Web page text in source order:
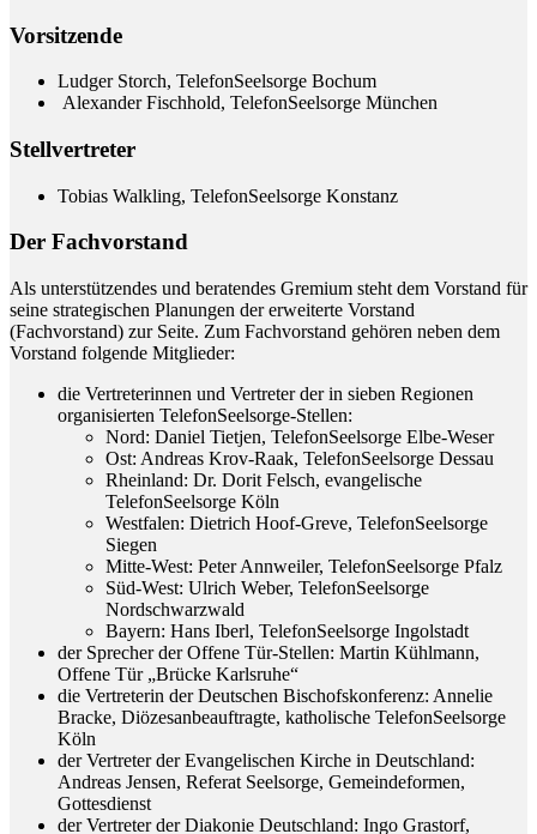
Vorsitzende
Ludger Storch, TelefonSeelsorge Bochum
Alexander Fischhold, TelefonSeelsorge München
Stellvertreter
Tobias Walkling, TelefonSeelsorge Konstanz
Der Fachvorstand
Als unterstützendes und beratendes Gremium steht dem Vorstand für
seine strategischen Planungen der erweiterte Vorstand
(Fachvorstand) zur Seite. Zum Fachvorstand gehören neben dem
Vorstand folgende Mitglieder:
die Vertreterinnen und Vertreter der in sieben Regionen
organisierten TelefonSeelsorge-Stellen:
Nord: Daniel Tietjen, TelefonSeelsorge Elbe-Weser
Ost: Andreas Krov-Raak, TelefonSeelsorge Dessau
Rheinland: Dr. Dorit Felsch, evangelische
TelefonSeelsorge Köln
Westfalen: Dietrich Hoof-Greve, TelefonSeelsorge
Siegen
Mitte-West: Peter Annweiler, TelefonSeelsorge Pfalz
Süd-West: Ulrich Weber, TelefonSeelsorge
Nordschwarzwald
Bayern: Hans Iberl, TelefonSeelsorge Ingolstadt
der Sprecher der Offene Tür-Stellen: Martin Kühlmann,
Offene Tür „Brücke Karlsruhe“
die Vertreterin der Deutschen Bischofskonferenz: Annelie
Bracke, Diözesanbeauftragte, katholische TelefonSeelsorge
Köln
der Vertreter der Evangelischen Kirche in Deutschland:
Andreas Jensen, Referat Seelsorge, Gemeindeformen,
Gottesdienst
der Vertreter der Diakonie Deutschland: Ingo Grastorf,